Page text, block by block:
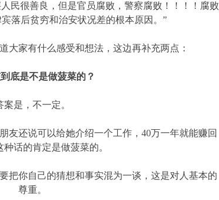
民很善良，但是官员腐败，警察腐败！！！！腐败
落后贫穷和治安状况差的根本原因。”
大家有什么感受和想法，这边再补充两点：
底是不是做菠菜的？
案是，不一定。
友还说可以给她介绍一个工作，40万一年就能赚回
话的肯定是做菠菜的。
把你自己的猜想和事实混为一谈，这是对人基本的
尊重。